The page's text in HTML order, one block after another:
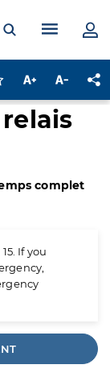
Ouvrir laMenu
vous
Augmenter la
complet
If you